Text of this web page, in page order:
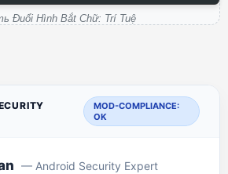
Đuổi Hình Bắt Chữ: Trí Tuệ
MOD-COMPLIANCE:
OK
— Android Security Expert